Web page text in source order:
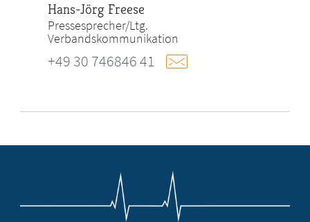
Hans-Jörg Freese
Pressesprecher/Ltg.
Verbandskommunikation
+49 30 746846 41